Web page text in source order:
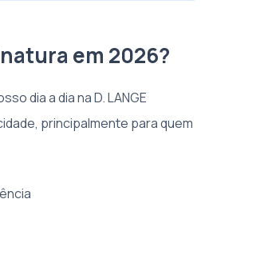
em 2026?
dia a dia na D. LANGE
principalmente para quem